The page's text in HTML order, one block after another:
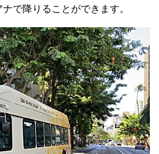
で降りることができます。